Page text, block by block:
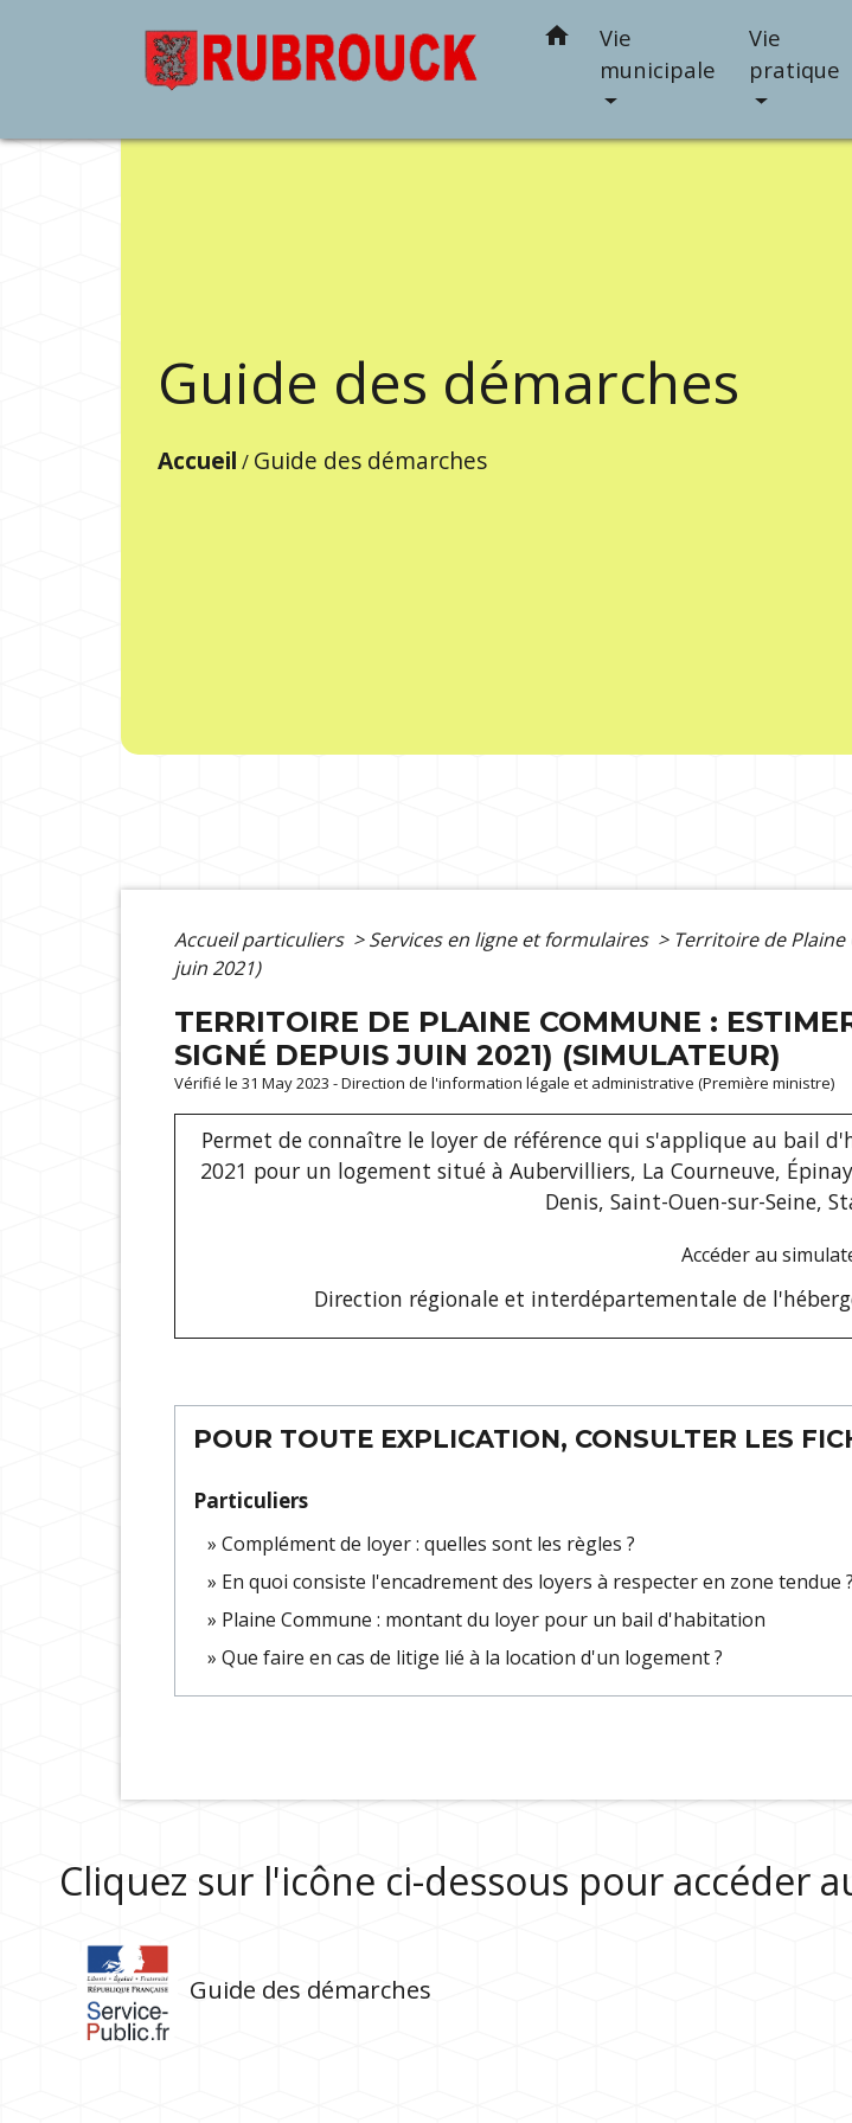
home
Vie
municipale
Vie
pratique
Guide des démarches
Accueil / Guide des démarches
Accueil particuliers > Services en ligne et formulaires > Territoire de
juin 2021)
TERRITOIRE DE PLAINE COMMUNE :
SIGNÉ DEPUIS JUIN 2021) (SIMULATEUR)
Vérifié le 31 May 2023 - Direction de l'information légale et administrative (Première ministre)
Permet de connaître le loyer de référence qui s'applique au bail
2021 pour un logement situé à Aubervilliers, La Courneuve,
Denis, Saint-Ouen-sur-Seine,
Accéder au
Direction régionale et interdépartementale de
POUR TOUTE EXPLICATION, CONSULTER LES
Particuliers
Complément de loyer : quelles sont les règles ?
En quoi consiste l'encadrement des loyers à respecter en zone tendue ?
Plaine Commune : montant du loyer pour un bail d'habitation
Que faire en cas de litige lié à la location d'un logement ?
Cliquez sur l'icône ci-dessous pour accéder
Guide des démarches